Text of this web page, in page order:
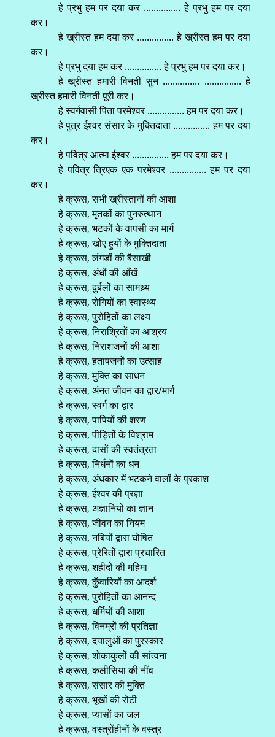
हे प्रभु हम पर दया कर ............... हे प्रभु हम पर दया
कर।
हे ख्रीस्त हम दया कर ............... हे ख्रीस्त हम पर दया
कर।
हे प्रभु दया हम कर ............... हे प्रभु हम पर दया कर।
हे ख्रीस्त हमारी विनती सुन ............... ............... हे
ख्रीस्त हमारी विनती पूरी कर।
हे स्वर्गवासी पिता परमेश्वर ............... हम पर दया कर।
हे पुत्र ईश्वर संसार के मुक्तिदाता ............... हम पर दया
कर।
हे पवित्र आत्मा ईश्वर ............... हम पर दया कर।
हे पवित्र त्रिएक एक परमेश्वर ............... हम पर दया
कर।
हे क्रूस, सभी ख्रीस्तानों की आशा
हे क्रूस, मृतकों का पुनरुत्थान
हे क्रूस, भटकों के वापसी का मार्ग
हे क्रूस, खोए हुयों के मुक्तिदाता
हे क्रूस, लंगडों की बैसाखी
हे क्रूस, अंधों की आँखें
हे क्रूस, दुर्बलों का सामथ्र्य
हे क्रूस, रोगियों का स्वास्थ्य
हे क्रूस, पुरोहितों का लक्ष्य
हे क्रूस, निराश्रितों का आश्रय
हे क्रूस, निराशजनों की आशा
हे क्रूस, हताषजनों का उत्साह
हे क्रूस, मुक्ति का साधन
हे क्रूस, अंनत जीवन का द्वार/मार्ग
हे क्रूस, स्वर्ग का द्वार
हे क्रूस, पापियों की शरण
हे क्रूस, पीड़ितों के विश्राम
हे क्रूस, दासों की स्वतंत्रता
हे क्रूस, निर्धनों का धन
हे क्रूस, अंधकार में भटकने वालों के प्रकाश
हे क्रूस, ईश्वर की प्रज्ञा
हे क्रूस, अज्ञानियों का ज्ञान
हे क्रूस, जीवन का नियम
हे क्रूस, नबियों द्वारा घोषित
हे क्रूस, प्रेरितों द्वारा प्रचारित
हे क्रूस, शहीदों की महिमा
हे क्रूस, कुँवारियों का आदर्श
हे क्रूस, पुरोहितों का आनन्द
हे क्रूस, धर्मियों की आशा
हे क्रूस, विनम्रों की प्रतिज्ञा
हे क्रूस, दयालुओं का पुरस्कार
हे क्रूस, शोकाकुलों की सांत्वना
हे क्रूस, कलीसिया की नींव
हे क्रूस, संसार की मुक्ति
हे क्रूस, भूखों की रोटी
हे क्रूस, प्यासों का जल
हे क्रूस, वस्त्रोंहीनों के वस्त्र